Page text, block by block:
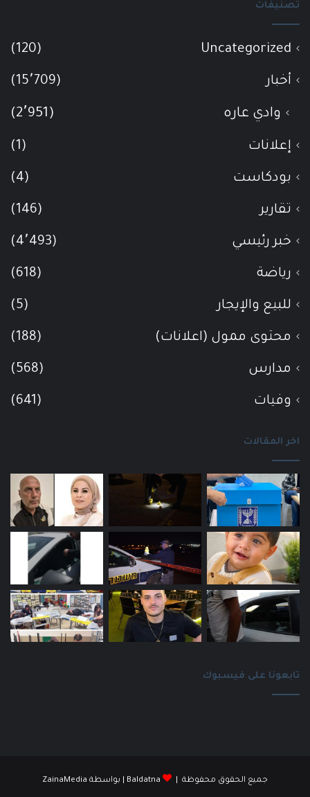
تصنيفات
Uncategorized
(120)
أخبار (15٬709)
وادي عاره (2٬951)
إعلانات (1)
بودكاست (4)
تقارير (146)
خبر رئيسي (4٬493)
رياضة (618)
للبيع والإيجار (5)
محتوى ممول (اعلانات) (188)
مدارس (568)
وفيات (641)
اخر المقالات
تابعونا على فيسبوك
جميع الحقوق محفوظة | Baldatna | بواسطة ZainaMedia